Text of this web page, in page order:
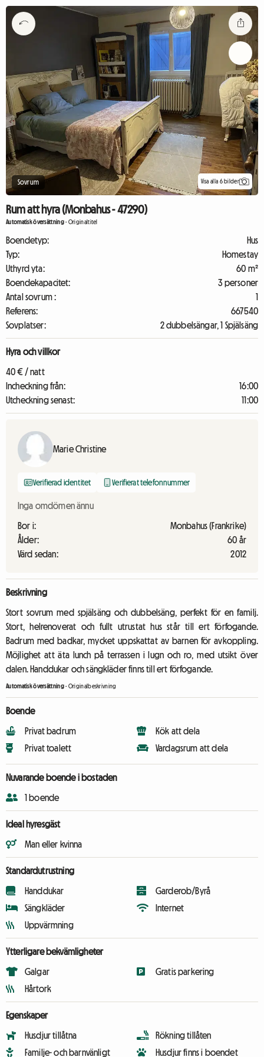
Sovrum Visa alla 6 bilder
Rum att hyra (Monbahus - 47290)
Automatisk översättning-Originaltitel
Boendetyp:
Hus
Typ:
Homestay
Uthyrd yta:
60 m²
Boendekapacitet:
3 personer
Antal sovrum :
1
Referens:
667540
Sovplatser:
2 dubbelsängar, 1 Spjälsäng
Hyra och villkor
40 € / natt
Incheckning från:
16:00
Utcheckning senast:
11:00
Marie Christine
Verifierad identitet Verifierat telefonnummer
Inga omdömen ännu
Bor i:
Monbahus (Frankrike)
Ålder:
60 år
Värd sedan:
2012
Beskrivning
Stort sovrum med spjälsäng och dubbelsäng, perfekt för en familj.
Stort, helrenoverat och fullt utrustat hus står till ert förfogande.
Badrum med badkar, mycket uppskattat av barnen för avkoppling.
Möjlighet att äta lunch på terrassen i lugn och ro, med utsikt över
dalen. Handdukar och sängkläder finns till ert förfogande.
Automatisk översättning-Originalbeskrivning
Boende
Privat badrum
Privat toalett
Kök att dela
Vardagsrum att dela
Nuvarande boende i bostaden
1 boende
Ideal hyresgäst
Man eller kvinna
Standardutrustning
Handdukar
Sängkläder
Uppvärmning
Garderob/Byrå
Internet
Ytterligare bekvämligheter
Galgar
Hårtork
Gratis parkering
Egenskaper
Husdjur tillåtna
Familje- och barnvänligt
Rökning tillåten
Husdjur finns i boendet